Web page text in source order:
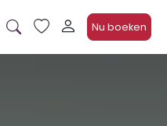
Nu boeken